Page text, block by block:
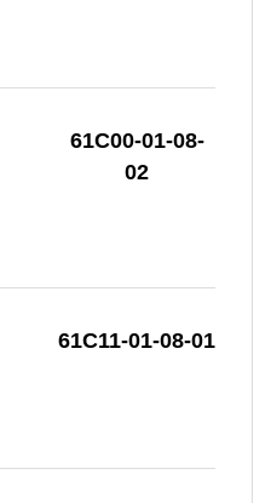
61C00-01-08-
02
61C11-01-08-01